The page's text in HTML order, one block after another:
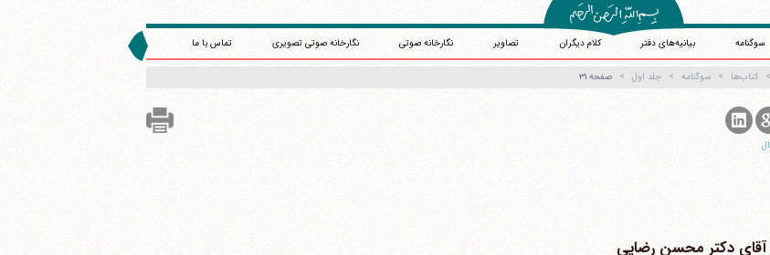
سوگنامه بیانیه‌های دفتر کلام دیگران تصاویر نگارخانه صوتی نگارخانه صوتی تصویری تماس با ما
کتاب‌ها سوگنامه جلد اول صفحه ۳۱
آقای دکتر محسن رضایی